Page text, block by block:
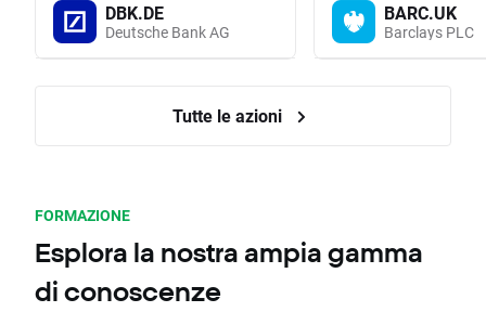
DBK.DE
Deutsche Bank AG
BARC.UK
Barclays PLC
Tutte le azioni
FORMAZIONE
Esplora la nostra ampia gamma
di conoscenze